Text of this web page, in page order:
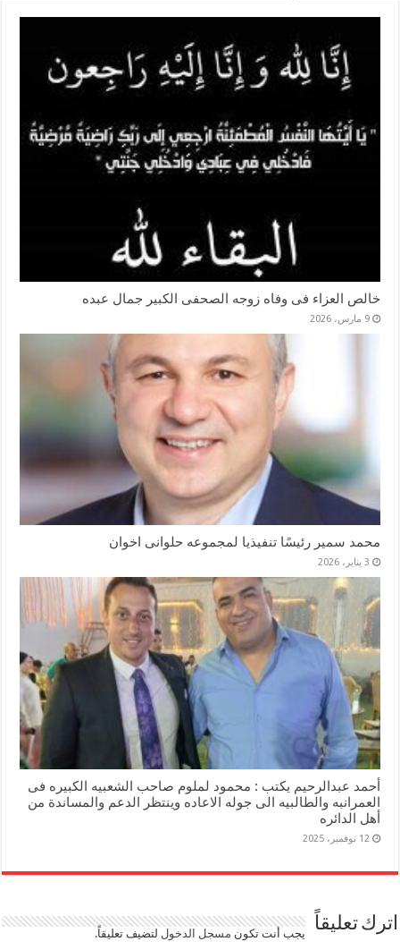
خالص العزاء فى وفاه زوجه الصحفى الكبير جمال عبده
9 مارس، 2026
محمد سمير رئيسًا تنفيذيا لمجموعه حلوانى اخوان
3 يناير، 2026
أحمد عبدالرحيم يكتب : محمود لملوم صاحب الشعبيه الكبيره فى
العمرانبه والطالبيه الى جوله الاعاده وينتظر الدعم والمساندة من
أهل الدائره
12 نوفمبر، 2025
اترك تعليقاً يجب أنت تكون مسجل الدخول لتضيف تعليقاً.